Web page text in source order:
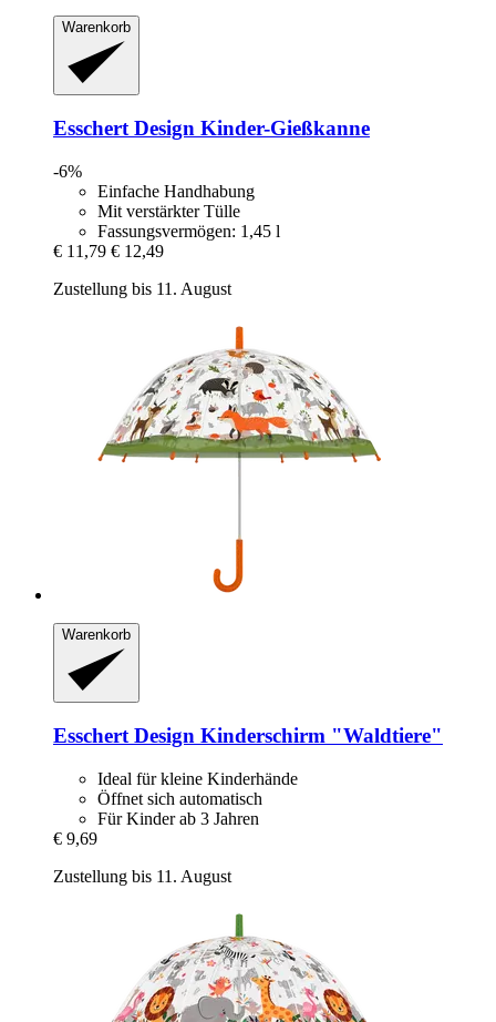
Warenkorb
Esschert Design Kinder-​Gießkanne
-6%
Einfache Handhabung
Mit verstärkter Tülle
Fassungsvermögen: 1,45 l
€ 11,79 € 12,49
Zustellung bis 11. August
Warenkorb
Esschert Design Kinderschirm "Waldtiere"
Ideal für kleine Kinderhände
Öffnet sich automatisch
Für Kinder ab 3 Jahren
€ 9,69
Zustellung bis 11. August